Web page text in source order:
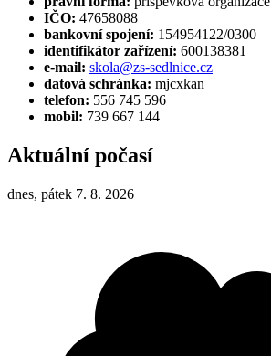
IČO: 47658088
bankovní spojení: 154954122/0300
identifikátor zařízení: 600138381
e-mail: skola@zs-sedlnice.cz
datová schránka: mjcxkan
telefon: 556 745 596
mobil: 739 667 144
Aktuální počasí
dnes, pátek 7. 8. 2026